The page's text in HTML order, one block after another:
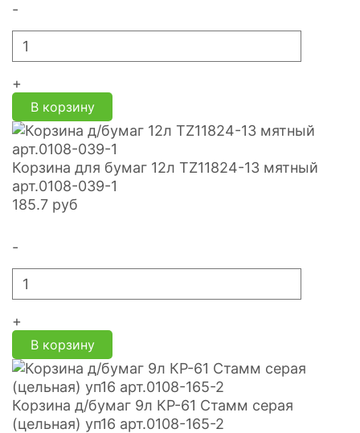
-
+
В корзину
Корзина для бумаг 12л TZ11824-13 мятный
арт.0108-039-1
185.7 руб
-
+
В корзину
Корзина д/бумаг 9л КР-61 Стамм серая
(цельная) уп16 арт.0108-165-2